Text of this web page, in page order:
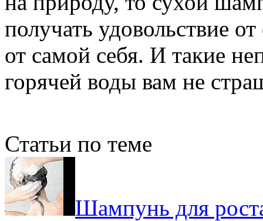
получать удовольствие
от самой себя. И такие
горячей воды вам не
Статьи по теме
Шампунь для